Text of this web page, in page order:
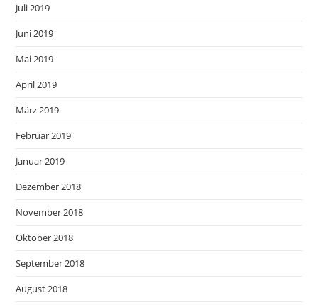
Juli 2019
Juni 2019
Mai 2019
April 2019
März 2019
Februar 2019
Januar 2019
Dezember 2018
November 2018
Oktober 2018
September 2018
August 2018